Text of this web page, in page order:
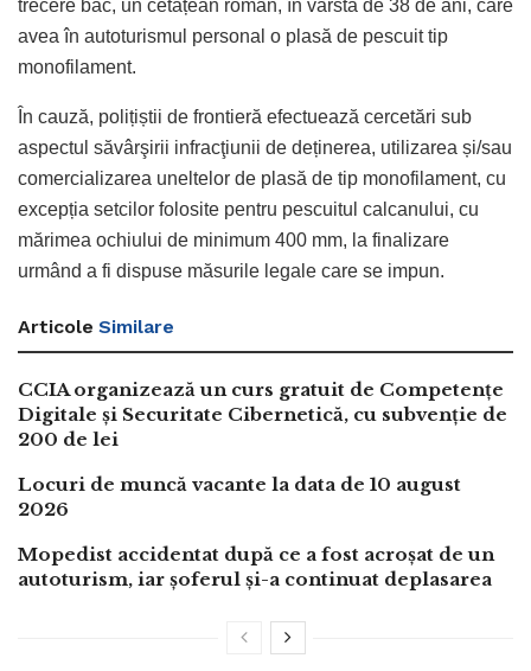
trecere bac, un cetățean român, în vârstă de 38 de ani, care
avea în autoturismul personal o plasă de pescuit tip
monofilament.
În cauză, polițiștii de frontieră efectuează cercetări sub
aspectul săvârşirii infracţiunii de deținerea, utilizarea și/sau
comercializarea uneltelor de plasă de tip monofilament, cu
excepția setcilor folosite pentru pescuitul calcanului, cu
mărimea ochiului de minimum 400 mm, la finalizare
urmând a fi dispuse măsurile legale care se impun.
Articole Similare
CCIA organizează un curs gratuit de Competențe
Digitale și Securitate Cibernetică, cu subvenție de
200 de lei
Locuri de muncă vacante la data de 10 august
2026
Mopedist accidentat după ce a fost acroșat de un
autoturism, iar șoferul și-a continuat deplasarea